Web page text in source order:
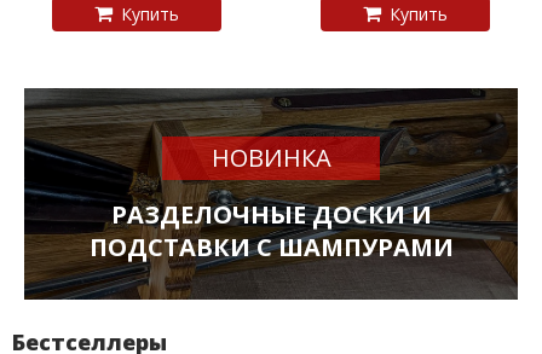
Купить Купить
НОВИНКА
РАЗДЕЛОЧНЫЕ ДОСКИ И
ПОДСТАВКИ С ШАМПУРАМИ
Бестселлеры